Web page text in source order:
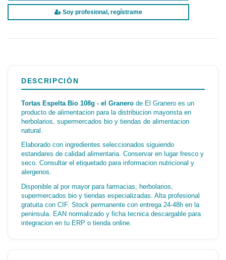
Soy profesional, regístrame
DESCRIPCIÓN
Tortas Espelta Bio 108g - el Granero de El Granero es un
producto de alimentacion para la distribucion mayorista en
herbolarios, supermercados bio y tiendas de alimentacion
natural.
Elaborado con ingredientes seleccionados siguiendo
estandares de calidad alimentaria. Conservar en lugar fresco y
seco. Consultar el etiquetado para informacion nutricional y
alergenos.
Disponible al por mayor para farmacias, herbolarios,
supermercados bio y tiendas especializadas. Alta profesional
gratuita con CIF. Stock permanente con entrega 24-48h en la
peninsula. EAN normalizado y ficha tecnica descargable para
integracion en tu ERP o tienda online.